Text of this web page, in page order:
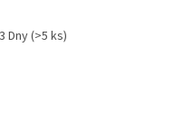
3 Dny(>5 ks)